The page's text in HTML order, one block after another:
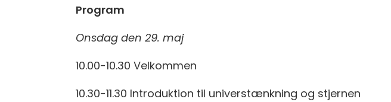
Program
Onsdag den 29. maj
10.00-10.30 Velkommen
10.30-11.30 Introduktion til universtænkning og stjernen